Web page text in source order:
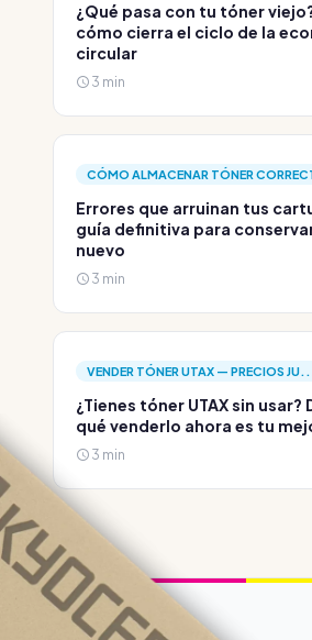
¿Qué pasa con tu tóner
cómo cierra el ciclo de la
circular
3 min
CÓMO ALMACENAR TÓNER
Errores que arruinan tus
guía definitiva para
nuevo
3 min
VENDER TÓNER UTAX — PRECIOS
¿Tienes tóner UTAX sin
qué venderlo ahora es tu
3 min